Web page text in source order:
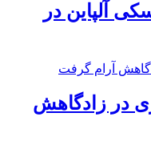
آلپاین در
در زادگاهش